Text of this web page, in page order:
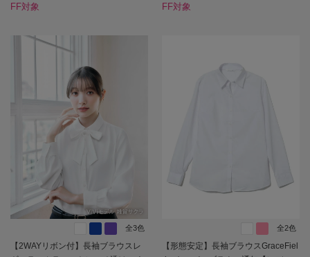
FF対象
FF対象
全3色
【2WAYリボン付】長袖ブラウスレ
全2色
【形態安定】長袖ブラウスGraceFiel